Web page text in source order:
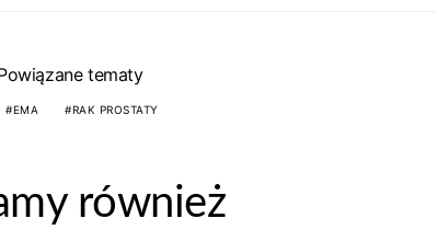
tematy
EMA RAK PROSTATY
również